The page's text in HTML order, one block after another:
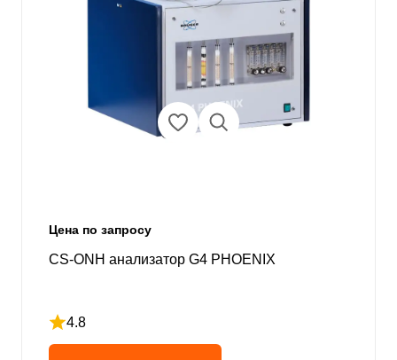
Цена по запросу
CS-ONH анализатор G4 PHOENIX
4.8
Рейтинг 4.8 из 5